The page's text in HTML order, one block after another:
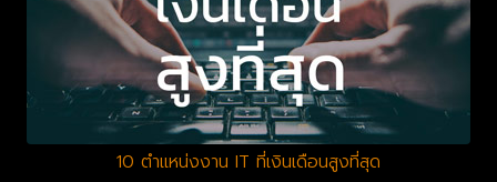
10 ตำแหน่งงาน IT ที่เงินเดือนสูงที่สุด